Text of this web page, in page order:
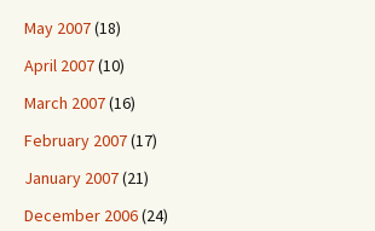
May 2007(18)
April 2007(10)
March 2007(16)
February 2007(17)
January 2007(21)
December 2006(24)